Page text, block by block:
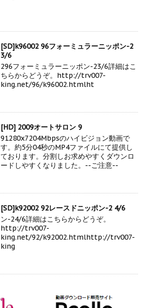
[SD]k96002 96フォーミュラーニッポン-2
3/6
296フォーミュラーニッポン-23/6詳細はこ
ちらからどうぞ。http://trv007-
king.net/96/k96002.htmlht
[HD] 2009オートサロン 9
91280x7204Mbpsのハイビジョン動画で
す。約5分04秒のMP4ファイルにて提供し
ております。分割しお求めやすくダウンロ
ードしやすくなりました。--ご注意--
[SD]k92002 92レースドニッポン-2 4/6
ン-24/6詳細はこちらからどうぞ。
http://trv007-
king.net/92/k92002.htmlhttp://trv007-
king